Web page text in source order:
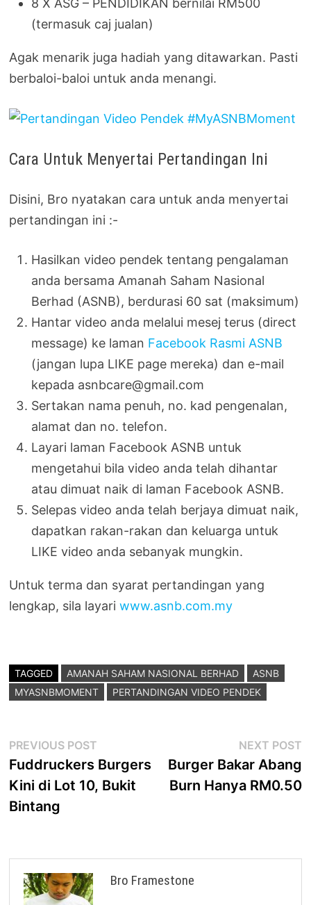
8 X ASG – PENDIDIKAN bernilai RM500
(termasuk caj jualan)
Agak menarik juga hadiah yang ditawarkan. Pasti
berbaloi-baloi untuk anda menangi.
Cara Untuk Menyertai Pertandingan Ini
Disini, Bro nyatakan cara untuk anda menyertai
pertandingan ini :-
Hasilkan video pendek tentang pengalaman
anda bersama Amanah Saham Nasional
Berhad (ASNB), berdurasi 60 sat (maksimum)
Hantar video anda melalui mesej terus (direct
message) ke laman Facebook Rasmi ASNB
(jangan lupa LIKE page mereka) dan e-mail
kepada asnbcare@gmail.com
Sertakan nama penuh, no. kad pengenalan,
alamat dan no. telefon.
Layari laman Facebook ASNB untuk
mengetahui bila video anda telah dihantar
atau dimuat naik di laman Facebook ASNB.
Selepas video anda telah berjaya dimuat naik,
dapatkan rakan-rakan dan keluarga untuk
LIKE video anda sebanyak mungkin.
Untuk terma dan syarat pertandingan yang
lengkap, sila layariwww.asnb.com.my
TAGGED AMANAH SAHAM NASIONAL BERHAD
ASNB
MYASNBMOMENT
PERTANDINGAN VIDEO PENDEK
Post
navigation
PREVIOUS POST
post:
Fuddruckers Burgers
Kini di Lot 10, Bukit
Bintang
NEXT POST
Burger Bakar Abang
Burn Hanya RM0.50
Bro Framestone